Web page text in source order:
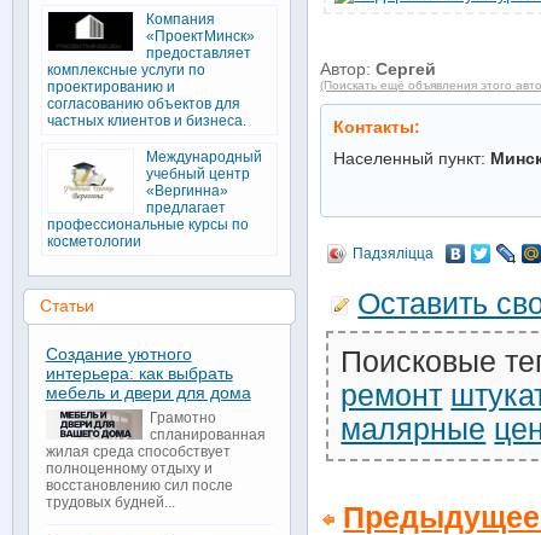
Автор:Сергей
(Поискать ещё объявления этого
Контакты:
Населенный пункт:
Падзяліцца
Оставить
Поисковые
ремонт
малярные
Компания
«ПроектМинск»
предоставляет
комплексные услуги по
проектированию и
согласованию объектов для
частных клиентов и бизнеса.
Международный
учебный центр
«Вергинна»
предлагает
профессиональные курсы по
косметологии
Статьи
Создание уютного
интерьера: как выбрать
мебель и двери для дома
Грамотно
спланированная
жилая среда способствует
полноценному отдыху и
восстановлению сил после
трудовых будней...